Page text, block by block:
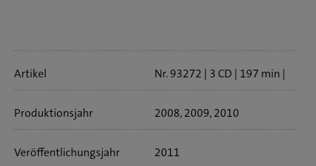
Artikel Nr. 93272 3 CD
197 min
Produktionsjahr
2008, 2009, 2010
Veröffentlichungs­jahr 2011